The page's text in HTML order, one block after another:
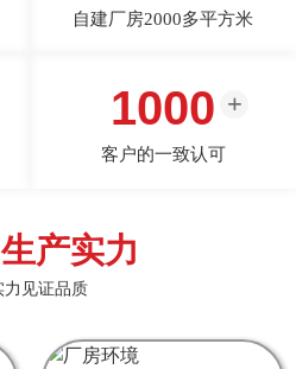
自建厂房2000多平方米
1000
客户的一致认可
生产实力
力见证品质